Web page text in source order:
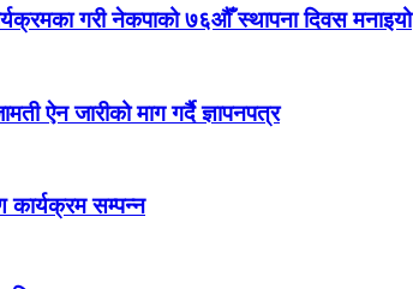
गरी नेकपाको ७६औँ स्थापना दिवस मनाइयो
ऐन जारीको माग गर्दै ज्ञापनपत्र
कार्यक्रम सम्पन्न